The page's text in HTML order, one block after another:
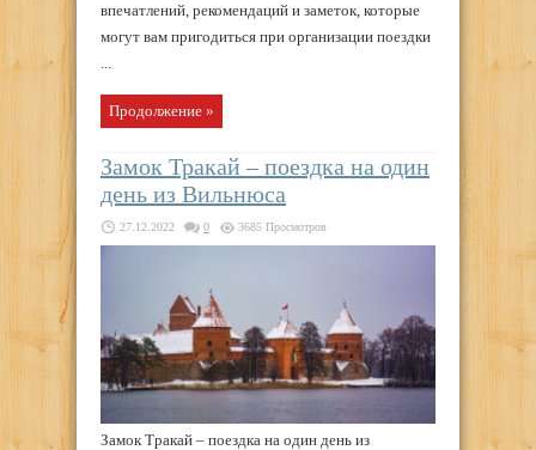
впечатлений, рекомендаций и заметок, которые
могут вам пригодиться при организации поездки
...
Продолжение »
Замок Тракай – поездка на один
день из Вильнюса
27.12.2022 0 3685 Просмотров
Замок Тракай – поездка на один день из